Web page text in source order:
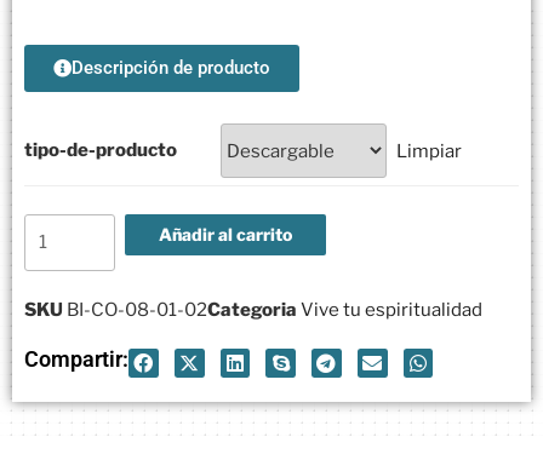
Descripción de producto
tipo-de-producto Limpiar
Añadir al carrito
SKU BI-CO-08-01-02Categoria Vive tu espiritualidad
Compartir: